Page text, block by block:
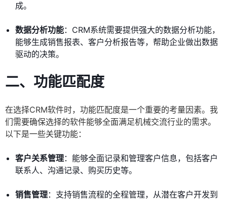
成。
数据分析功能：CRM系统需要提供强大的数据分析功能，
能够生成销售报表、客户分析报告等，帮助企业做出数据
驱动的决策。
二、功能匹配度
在选择CRM软件时，功能匹配度是一个重要的考量因素。我
们需要确保选择的软件能够全面满足机械交流行业的需求。
以下是一些关键功能：
客户关系管理：能够全面记录和管理客户信息，包括客户
联系人、沟通记录、购买历史等。
销售管理：支持销售流程的全程管理，从潜在客户开发到